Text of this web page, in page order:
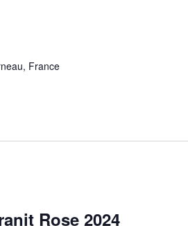
France
Rose 2024